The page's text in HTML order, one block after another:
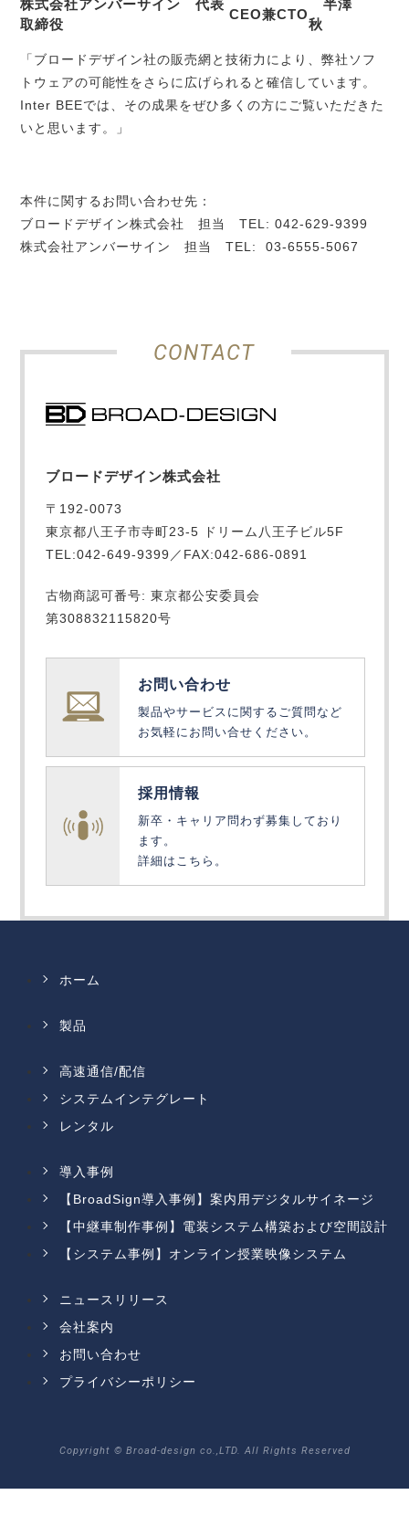
株式会社アンバーサイン 代表
取締役
CEO兼CTO
半澤
秋
「ブロードデザイン社の販売網と技術力により、弊社ソフ
トウェアの可能性をさらに広げられると確信しています。
Inter BEEでは、その成果をぜひ多くの方にご覧いただきた
いと思います。」
本件に関するお問い合わせ先：
ブロードデザイン株式会社 担当TEL: 042-629-9399
株式会社アンバーサイン 担当TEL: 03-6555-5067
CONTACT
ブロードデザイン株式会社
〒192-0073
東京都八王子市寺町23-5 ドリーム八王子ビル5F
TEL:042-649-9399／FAX:042-686-0891
古物商認可番号: 東京都公安委員会
第308832115820号
お問い合わせ
製品やサービスに関するご質問など
お気軽にお問い合せください。
採用情報
新卒・キャリア問わず募集しており
ます。
詳細はこちら。
ホーム
製品
高速通信/配信
システムインテグレート
レンタル
導入事例
【BroadSign導入事例】案内用デジタルサイネージ
【中継車制作事例】電装システム構築および空間設計
【システム事例】オンライン授業映像システム
ニュースリリース
会社案内
お問い合わせ
プライバシーポリシー
Copyright © Broad-design co.,LTD. All Rights Reserved